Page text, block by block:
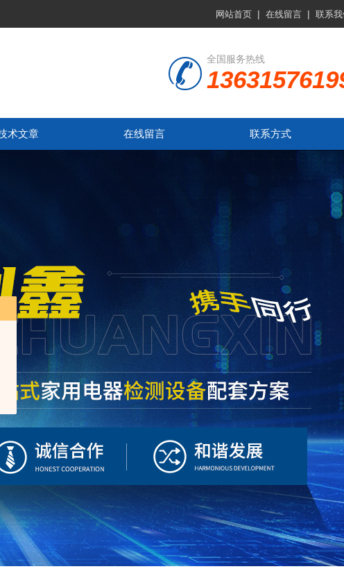
网站首页 | 在线留言 | 联系
全国服务热线
术文章 在线留言 联系方式